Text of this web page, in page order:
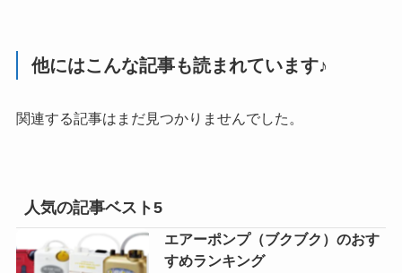
他にはこんな記事も読まれています♪
関連する記事はまだ見つかりませんでした。
人気の記事ベスト5
エアーポンプ（ブクブク）のおす
すめランキング